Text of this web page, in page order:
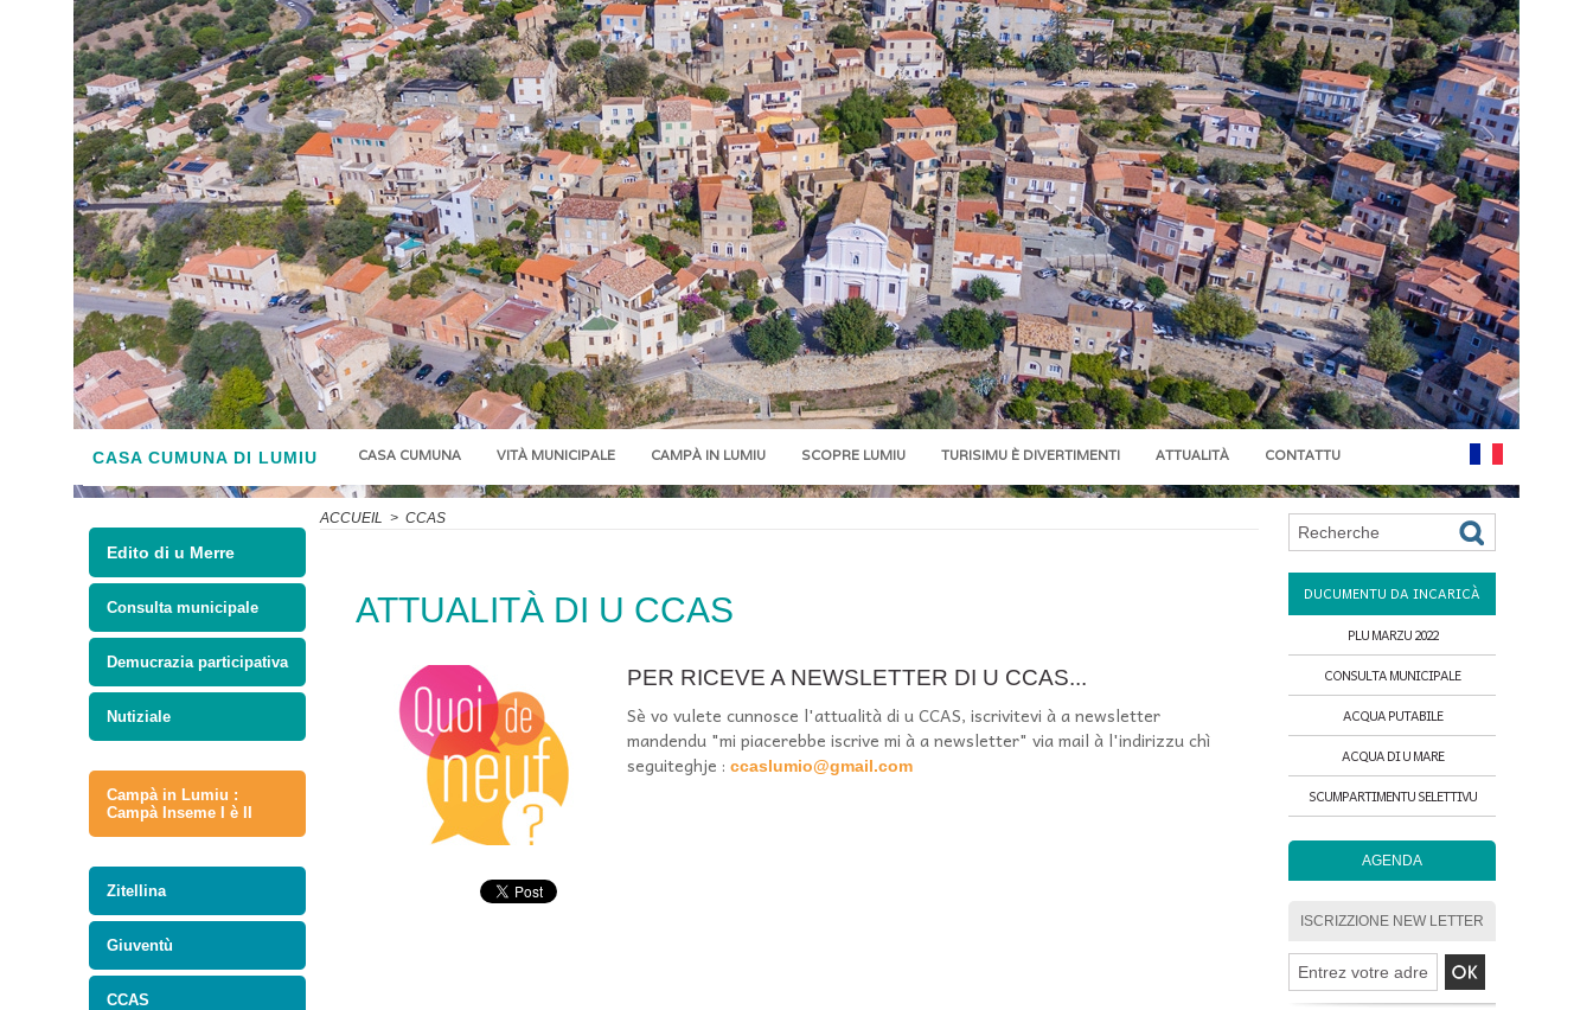
CASA CUMUNA DI LUMIU CASA CUMUNA VITÀ MUNICIPALE CAMPÀ IN LUMIU SCOPRE LUMIU TURISIMU È DIVERTIMENTI ATTUALITÀ CONTATTU
Edito di u Merre
Consulta municipale
Demucrazia participativa
Nutiziale
Campà in Lumiu :
Campà Inseme I è II
Zitellina
Giuventù
CCAS
ACCUEIL > CCAS
ATTUALITÀ DI U CCAS
PER RICEVE A NEWSLETTER DI U CCAS...
Sè vo vulete cunnosce l'attualità di u CCAS, iscrivitevi à a newsletter
mandendu "mi piacerebbe iscrive mi à a newsletter" via mail à l'indirizzu chì
seguiteghje : ccaslumio@gmail.com
DUCUMENTU DA INCARICÀ
PLU MARZU 2022
CONSULTA MUNICIPALE
ACQUA PUTABILE
ACQUA DI U MARE
SCUMPARTIMENTU SELETTIVU
AGENDA
ISCRIZZIONE NEW LETTER